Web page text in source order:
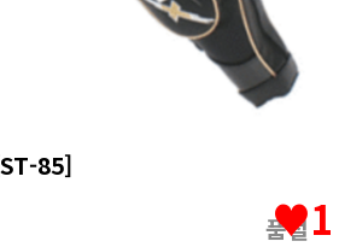
85]
품절
♥1